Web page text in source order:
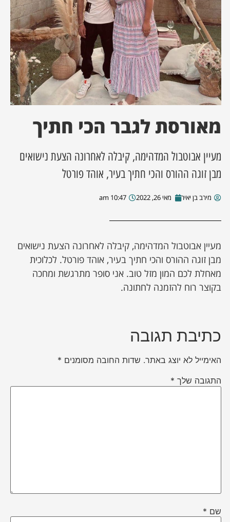
מסע מלחמה
השבוע
מקומית
עסקים
מאורסת לגבר הכי חתיך
מעיין אבוטבול המדהימה, קיבלה לאחרונה הצעת נישואים
מבן זוגה ההורס והכי חתיך בעיר, אוהד פורטל
מירב בן יאיר מאי 26, 2022 10:47 am
מעיין אבוטבול המדהימה, קיבלה לאחרונה הצעת נישואים
מבן זוגה ההורס והכי חתיך בעיר, אוהד פורטל. לכלוכית
מאחלת לכם המון מזל טוב. אני סופר מתרגשת ומחכה
בקוצר רוח להזמנה לחתונה.
כתיבת תגובה
האימייל לא יוצג באתר. שדות החובה מסומנים *
התגובה שלך *
שם *